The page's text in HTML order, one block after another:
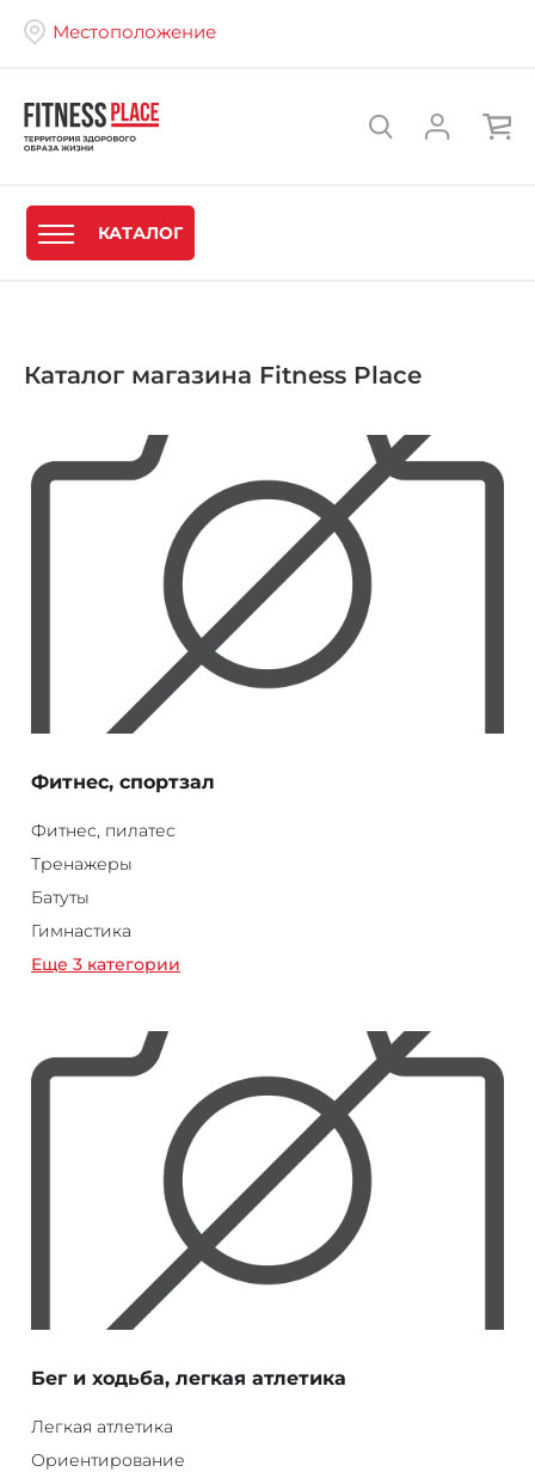
Местоположение
КАТАЛОГ
Каталог магазина Fitness Place
Фитнес, спортзал
Фитнес, пилатес
Тренажеры
Батуты
Гимнастика
Еще 3 категории
Бег и ходьба, легкая атлетика
Легкая атлетика
Ориентирование